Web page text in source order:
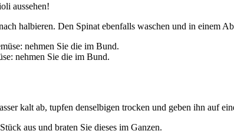
aussehen!
halbieren. Den Spinat ebenfalls waschen und in einem
nehmen Sie die im Bund.
kalt ab, tupfen denselbigen trocken und geben ihn auf